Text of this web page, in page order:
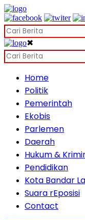
✖
Home
Politik
Pemerintah
Ekobis
Parlemen
Daerah
Hukum &
Pendidikan
Kota Bandar
Suara rEposisi
Contact